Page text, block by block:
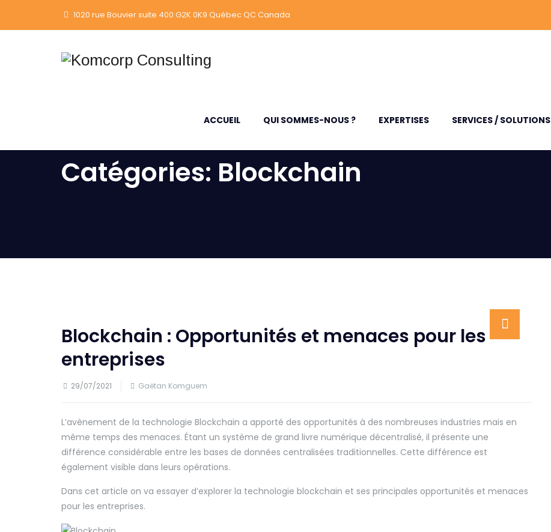
1020 rue Bouvier suite 400 G2K 0K9 Québec QC Canada
ACCUEIL QUI SOMMES-NOUS ? EXPERTISES SERVICES / SOLUTIONS
Catégories: Blockchain
Blockchain : Opportunités et menaces pour les
entreprises
29/07/2021 Gaëtan Komguem
L’avènement de la technologie Blockchain a apporté des opportunités à des nombreuses industries mais en
même temps des menaces. Étant un système de grand livre numérique décentralisé, il présente une
différence considérable entre les bases de données centralisées traditionnelles. Cette différence est
également visible dans leurs opérations.
Dans cet article on va essayer d’explorer la technologie blockchain et ses principales opportunités et menaces
pour les entreprises.